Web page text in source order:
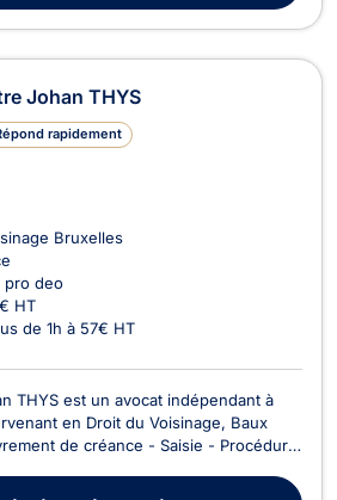
Johan THYS
rapidement
Bruxelles
pro deo
HT
de 1h à 57€ HT
THYS est un avocat indépendant à
en Droit du Voisinage, Baux
de créance - Saisie - Procédure
liées aux litiges de voisinage,